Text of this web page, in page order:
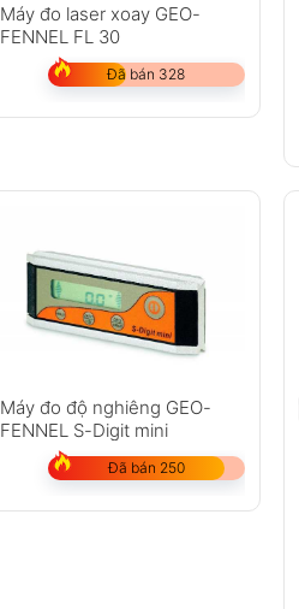
Máy đo laser xoay GEO-
FENNEL FL 30
Đã bán 328
Máy đo độ nghiêng GEO-
FENNEL S-Digit mini
Đã bán 250